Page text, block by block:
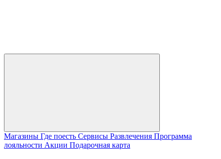
Магазины Где поесть Сервисы Развлечения Программа
лояльности Акции Подарочная карта